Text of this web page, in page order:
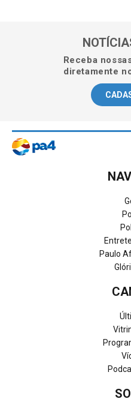
Receba
diretamente
Paulo